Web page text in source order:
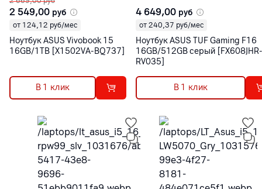
2 549,00 руб
от 124,12 руб/мес
Ноутбук ASUS Vivobook 15
16GB/1TB [X1502VA-BQ737]
В 1 клик
4 649,00 руб
от 240,37 руб/мес
Ноутбук ASUS TUF Gaming F16
16GB/512GB серый [FX608JHR-
RV035]
В 1 клик